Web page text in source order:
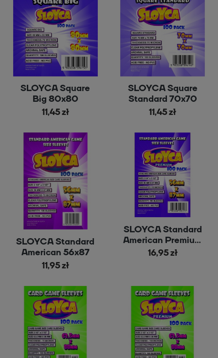
SLOYCA Square
Big 80x80
11,45 zł
SLOYCA Square
Standard 70x70
11,45 zł
SLOYCA Standard
American 56x87
11,95 zł
SLOYCA Standard
American Premium
56x87
16,95 zł